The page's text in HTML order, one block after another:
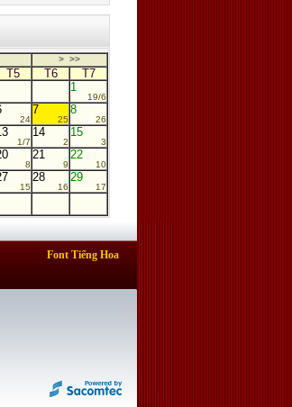
> >>
T5 T6
T7
1
19/6
24
7
25
8
26
1/7
14
2
15
3
8
21
9
22
10
15
28
16
29
17
Font Tiếng Hoa